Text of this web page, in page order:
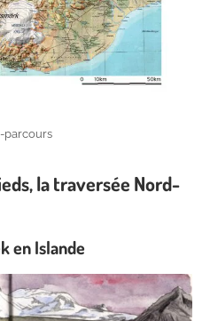
parcours
la traversée Nord-
en Islande